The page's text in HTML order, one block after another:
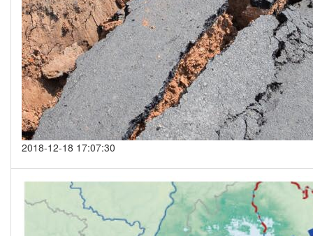
2018-12-18 17:07:30